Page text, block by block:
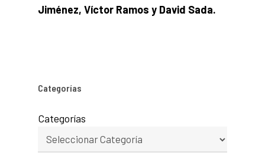
Jiménez, Víctor Ramos y David Sada.
Categorías
Categorías